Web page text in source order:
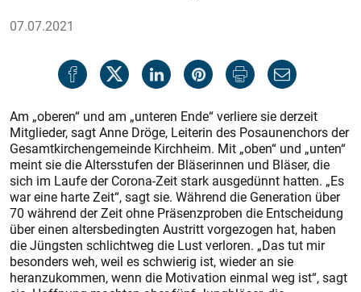
07.07.2021
Am „oberen“ und am „unteren Ende“ verliere sie derzeit
Mitglieder, sagt Anne Dröge, Leiterin des Posaunenchors der
Gesamtkirchengemeinde Kirchheim. Mit „oben“ und „unten“
meint sie die Altersstufen der Bläserinnen und Bläser, die
sich im Laufe der Corona-Zeit stark ausgedünnt hatten. „Es
war eine harte Zeit“, sagt sie. Während die Generation über
70 während der Zeit ohne Präsenzproben die Entscheidung
über einen altersbedingten Austritt vorgezogen hat, haben
die Jüngsten schlichtweg die Lust verloren. „Das tut mir
besonders weh, weil es schwierig ist, wieder an sie
heranzukommen, wenn die Motivation einmal weg ist“, sagt